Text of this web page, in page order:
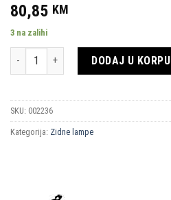
80,85 KM
3 na zalihi
Količina DODAJ U KORPU
SKU: 002236
Kategorija: Zidne lampe